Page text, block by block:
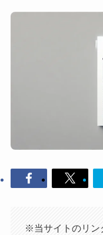
※当サイトのリン